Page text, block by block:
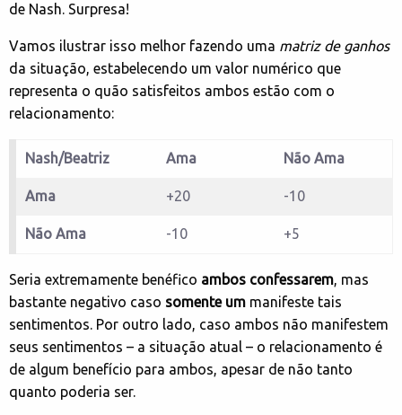
de Nash. Surpresa!
Vamos ilustrar isso melhor fazendo uma matriz de ganhos
da situação, estabelecendo um valor numérico que
representa o quão satisfeitos ambos estão com o
relacionamento:
Nash/Beatriz Ama Não Ama
Ama +20 -10
Não Ama -10 +5
Seria extremamente benéfico ambos confessarem, mas
bastante negativo caso somente um manifeste tais
sentimentos. Por outro lado, caso ambos não manifestem
seus sentimentos – a situação atual – o relacionamento é
de algum benefício para ambos, apesar de não tanto
quanto poderia ser.